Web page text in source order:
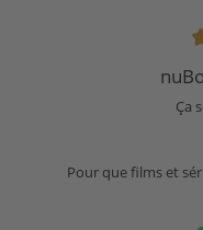
Note moyenne de 4.9
Ça
Pour que films et